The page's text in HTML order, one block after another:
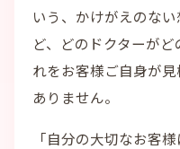
いう、かけがえのな
ど、どのドクターが
れをお客様ご自身が
ありません。
「自分の大切なお客